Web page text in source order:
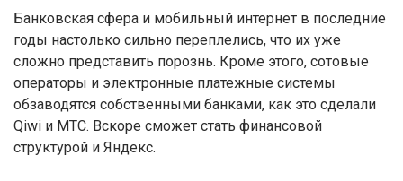
Банковская сфера и мобильный интернет в последние
годы настолько сильно переплелись, что их уже
сложно представить порознь. Кроме этого, сотовые
операторы и электронные платежные системы
обзаводятся собственными банками, как это сделали
Qiwi и MTC. Вскоре сможет стать финансовой
структурой и Яндекс.